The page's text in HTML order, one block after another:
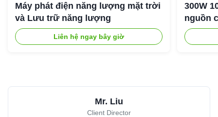
Máy phát điện năng lượng mặt trời
và Lưu trữ năng lượng
Liên hệ ngay bây giờ
300W
nguồn
ngoài
Mr. Liu
Client Director